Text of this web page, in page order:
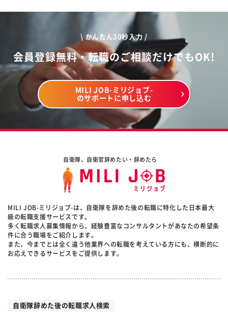
\ かんたん30秒入力 /
会員登録無料・転職のご相談だけでもOK!
MILI JOB-ミリジョブ-
のサポートに申し込む
自衛隊、自衛官辞めたい・辞めたら
MILI JOB-ミリジョブ-は、自衛隊を辞めた後の転職に特化した日本最大
級の転職支援サービスです。
多く転職求人募集情報から、経験豊富なコンサルタントがあなたの希望条
件に合う職場をご紹介します。
また、今までとは全く違う他業界への転職を考えている方にも、横断的に
お応えできるサービスをご提供します。
自衛隊辞めた後の転職求人検索